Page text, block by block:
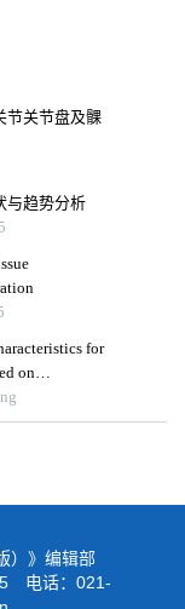
节关节盘及髁
与趋势分析
for
on
）》编辑部
电话：021-